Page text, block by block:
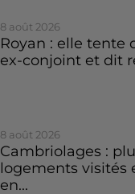
8 août 2026
Royan : elle tente
ex-conjoint et dit
8 août 2026
Cambriolages :
logements visités
en...